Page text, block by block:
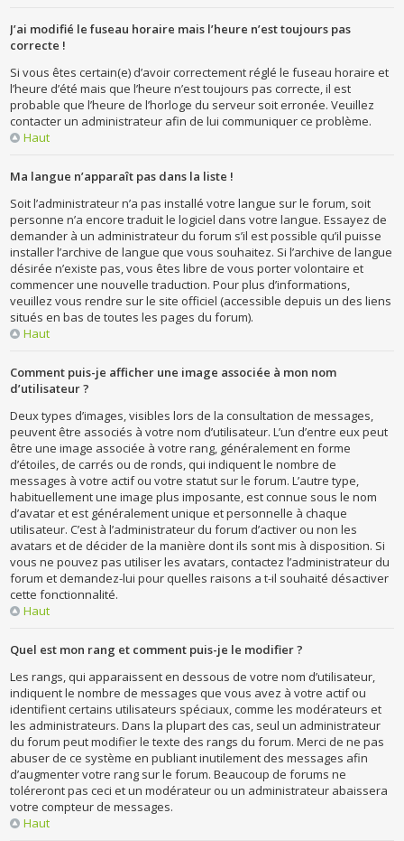
J’ai modifié le fuseau horaire mais l’heure n’est toujours pas
correcte !
Si vous êtes certain(e) d’avoir correctement réglé le fuseau horaire et
l’heure d’été mais que l’heure n’est toujours pas correcte, il est
probable que l’heure de l’horloge du serveur soit erronée. Veuillez
contacter un administrateur afin de lui communiquer ce problème.
Haut
Ma langue n’apparaît pas dans la liste !
Soit l’administrateur n’a pas installé votre langue sur le forum, soit
personne n’a encore traduit le logiciel dans votre langue. Essayez de
demander à un administrateur du forum s’il est possible qu’il puisse
installer l’archive de langue que vous souhaitez. Si l’archive de langue
désirée n’existe pas, vous êtes libre de vous porter volontaire et
commencer une nouvelle traduction. Pour plus d’informations,
veuillez vous rendre sur le site officiel (accessible depuis un des liens
situés en bas de toutes les pages du forum).
Haut
Comment puis-je afficher une image associée à mon nom
d’utilisateur ?
Deux types d’images, visibles lors de la consultation de messages,
peuvent être associés à votre nom d’utilisateur. L’un d’entre eux peut
être une image associée à votre rang, généralement en forme
d’étoiles, de carrés ou de ronds, qui indiquent le nombre de
messages à votre actif ou votre statut sur le forum. L’autre type,
habituellement une image plus imposante, est connue sous le nom
d’avatar et est généralement unique et personnelle à chaque
utilisateur. C’est à l’administrateur du forum d’activer ou non les
avatars et de décider de la manière dont ils sont mis à disposition. Si
vous ne pouvez pas utiliser les avatars, contactez l’administrateur du
forum et demandez-lui pour quelles raisons a t-il souhaité désactiver
cette fonctionnalité.
Haut
Quel est mon rang et comment puis-je le modifier ?
Les rangs, qui apparaissent en dessous de votre nom d’utilisateur,
indiquent le nombre de messages que vous avez à votre actif ou
identifient certains utilisateurs spéciaux, comme les modérateurs et
les administrateurs. Dans la plupart des cas, seul un administrateur
du forum peut modifier le texte des rangs du forum. Merci de ne pas
abuser de ce système en publiant inutilement des messages afin
d’augmenter votre rang sur le forum. Beaucoup de forums ne
toléreront pas ceci et un modérateur ou un administrateur abaissera
votre compteur de messages.
Haut